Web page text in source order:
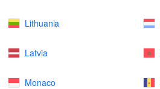
Lithuania
Latvia
Monaco